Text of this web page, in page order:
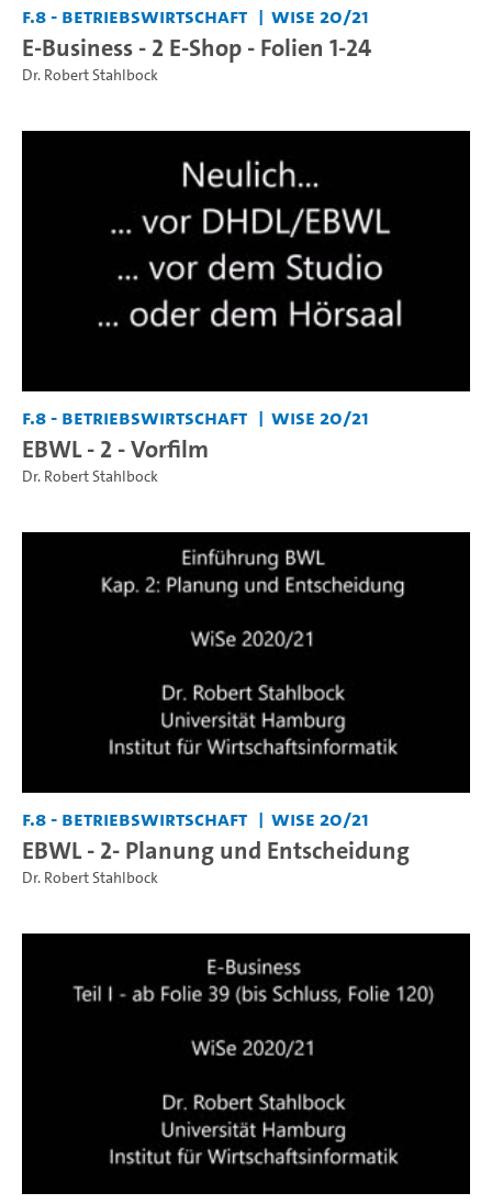
F.8 - Betriebswirtschaft WiSe 20/21
E-Business - 2 E-Shop - Folien 1-24
Dr. Robert Stahlbock
F.8 - Betriebswirtschaft WiSe 20/21
EBWL - 2 - Vorfilm
Dr. Robert Stahlbock
F.8 - Betriebswirtschaft WiSe 20/21
EBWL - 2- Planung und Entscheidung
Dr. Robert Stahlbock